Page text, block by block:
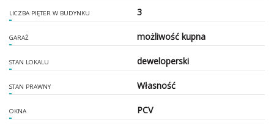
LICZBA PIĘTER W BUDYNKU 3
GARAŻ możliwość kupna
STAN LOKALU deweloperski
STAN PRAWNY Własność
OKNA PCV